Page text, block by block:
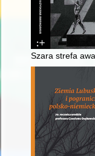
Szara strefa